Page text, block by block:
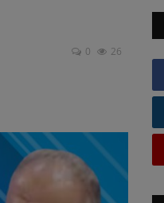
0 26